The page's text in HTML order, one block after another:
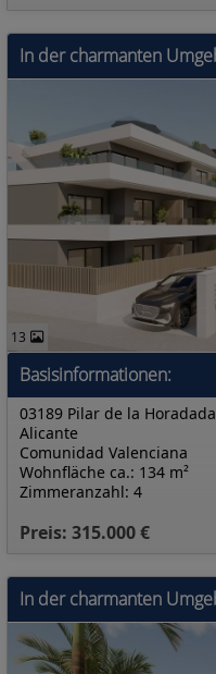
13
Basisinformationen:
03189 Pilar de la Horadada
Alicante
Comunidad Valenciana
Preis: 315.000 €
Wohnfläche ca.: 134 m²
Zimmeranzahl: 4